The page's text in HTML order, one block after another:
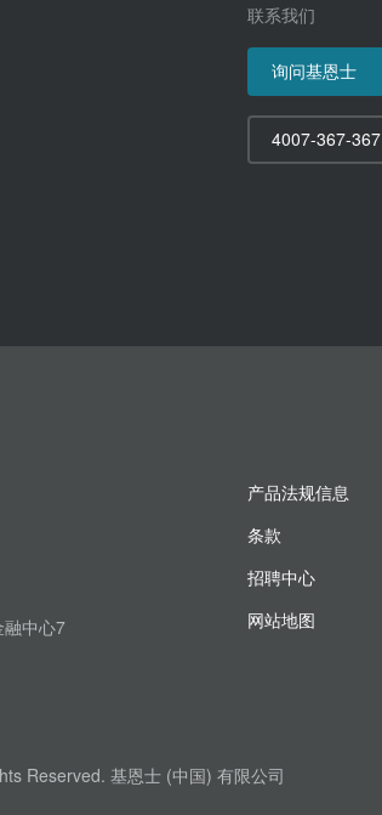
联系我们
询问基恩士
4007-367-367
中心7
产品法规信息
条款
招聘中心
网站地图
Reserved. 基恩士 (中国) 有限公司